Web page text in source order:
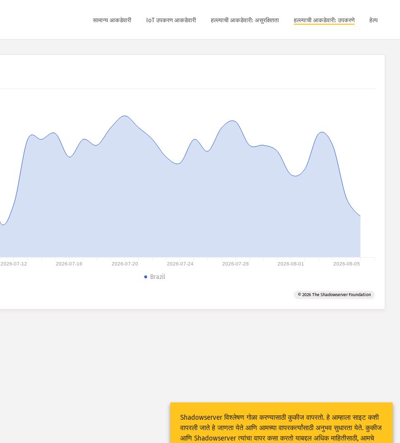
सामान्य आकडेवारी IoT उपकरण आकडेवारी हल्ल्याची आकडेवारी: असुरक्षितता हल्ल्याची आकडेवारी: उपकरणे हेल्प
2026-07-12 2026-07-16 2026-07-20 2026-07-24 2026-07-28 2026-08-01 2026-08-05
Brazil
© 2026 The Shadowserver Foundation
Shadowserver विश्लेषण गोळा करण्यासाठी कुकीज वापरतो. हे आम्हाला साइट कशी
वापरली जाते हे जाणता येते आणि आमच्या वापरकर्त्यांसाठी अनुभव सुधारता येते. कुकीज
आणि Shadowserver त्यांचा वापर कसा करतो याबद्दल अधिक माहितीसाठी, आमचे